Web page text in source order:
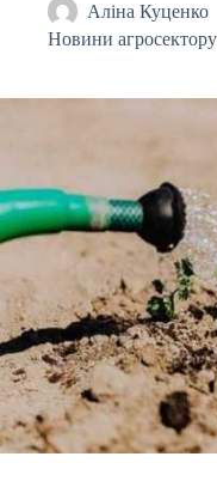
Аліна Куценко
Новини агросектору